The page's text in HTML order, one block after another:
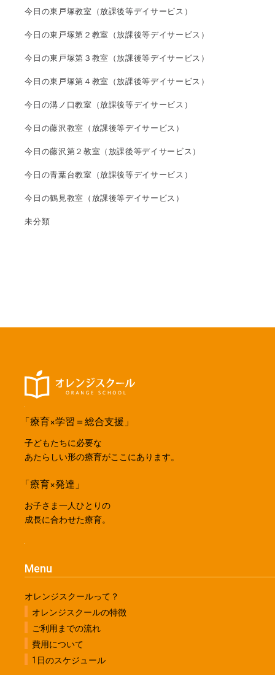
今日の東戸塚教室（放課後等デイサービス）
今日の東戸塚第２教室（放課後等デイサービス）
今日の東戸塚第３教室（放課後等デイサービス）
今日の東戸塚第４教室（放課後等デイサービス）
今日の溝ノ口教室（放課後等デイサービス）
今日の藤沢教室（放課後等デイサービス）
今日の藤沢第２教室（放課後等デイサービス）
今日の青葉台教室（放課後等デイサービス）
今日の鶴見教室（放課後等デイサービス）
未分類
「療育×学習＝総合支援」
子どもたちに必要な
あたらしい形の療育がここにあります。
「療育×発達」
お子さま一人ひとりの
成長に合わせた療育。
Menu
オレンジスクールって？
オレンジスクールの特徴
ご利用までの流れ
費用について
1日のスケジュール